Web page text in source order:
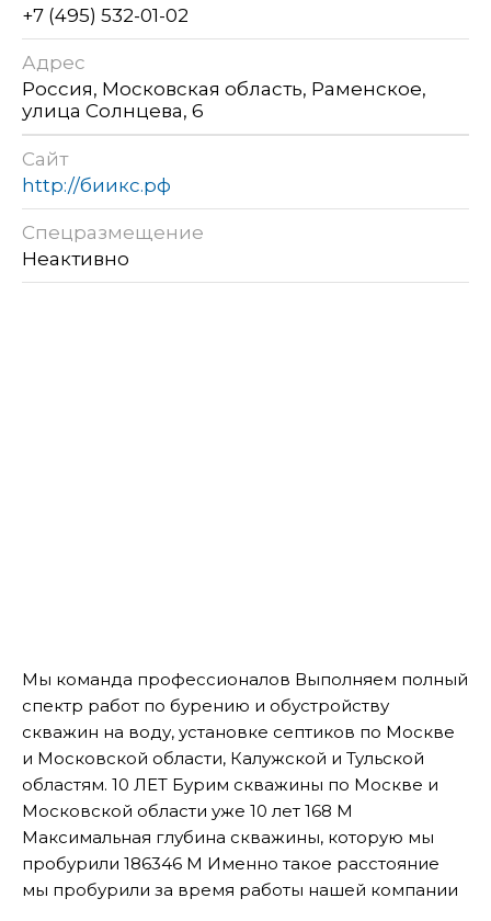
+7 (495) 532-01-02
Адрес
Россия, Московская область, Раменское,
улица Солнцева, 6
Сайт
http://биикс.рф
Спецразмещение
Неактивно
Мы команда профессионалов Выполняем полный
спектр работ по бурению и обустройству
скважин на воду, установке септиков по Москве
и Московской области, Калужской и Тульской
областям. 10 ЛЕТ Бурим скважины по Москве и
Московской области уже 10 лет 168 М
Максимальная глубина скважины, которую мы
пробурили 186346 М Именно такое расстояние
мы пробурили за время работы нашей компании